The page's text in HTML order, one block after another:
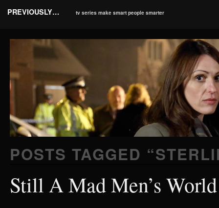
PREVIOUSLY… tv series make smart people smarter
POSTS TAGGED “
Still A Mad Men’s